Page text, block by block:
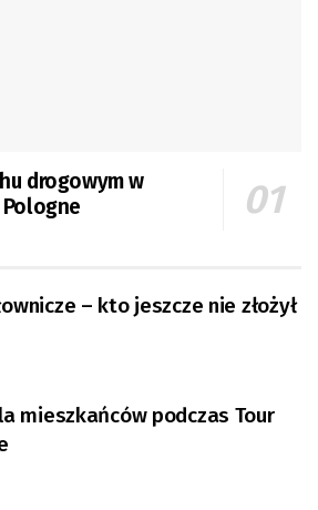
drogowym w
Pologne
– kto jeszcze nie złożył
mieszkańców podczas Tour